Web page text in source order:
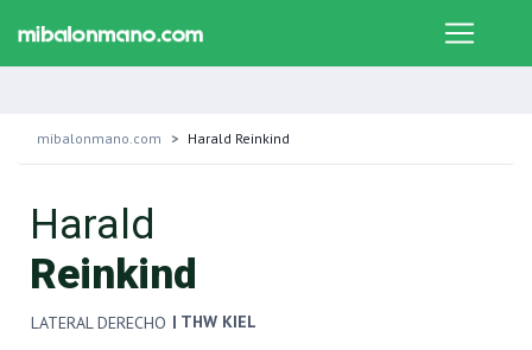
mibalonmano.com Harald Reinkind
Harald
Reinkind
LATERAL DERECHO | THW KIEL